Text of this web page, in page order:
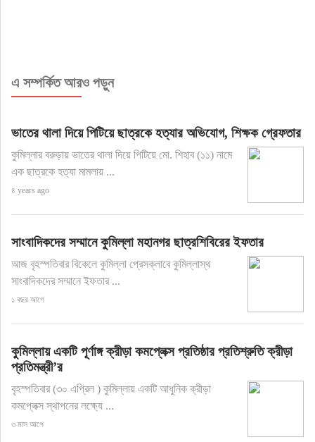
এ সম্পর্কিত আরও পড়ুন
ভাতের থালা দিয়ে পিটিয়ে ছাত্রকে হত্যার অভিযোগ, শিক্ষক গ্রেফতার
কুমিল্লার বরুড়ায় ভাতের থালা দিয়ে পিটিয়ে মো. শিহাব (১১) নামে
এক ছাত্রকে হত্যা মামলায় ...
৪ years ago
সাংবাদিকদের সম্মানে কুমিল্লা মহানগর ছাত্রশিবিরের ইফতার
আজ বৃহস্পতিবার বিকেলে কুমিল্লা প্রেসক্লাবে কুমিল্লাস্থ
সাংবাদিকদের সম্মানে ইফতার ...
১ বছর আগে
কুমিল্লায় একটি পূর্ণাঙ্গ ক্রীড়া কমপ্লেক্স প্রতিষ্ঠার প্রতিশ্রুতি ক্রীড়া
প্রতিমন্ত্রী’র
বৃহস্পতিবার (৩০ এপ্রিল ) কুমিল্লায় একটি আধুনিক ক্রীড়া
কমপ্লেক্স স্থাপনের লক্ষ্যে ...
৩ মাস আগে